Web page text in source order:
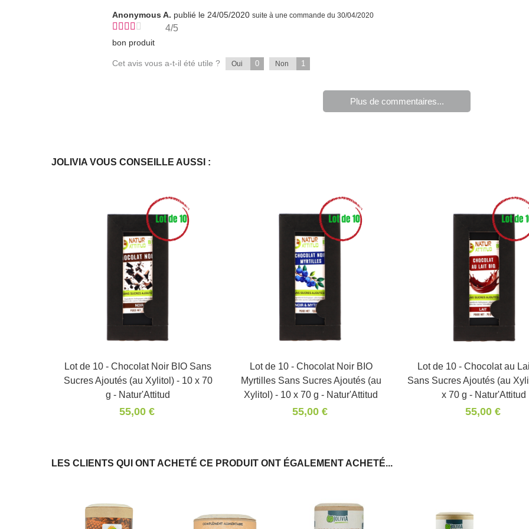
Anonymous A. publié le 24/05/2020 suite à une commande du 30/04/2020
4/5
bon produit
Cet avis vous a-t-il été utile ? Oui 0 Non 1
Plus de commentaires...
JOLIVIA VOUS CONSEILLE AUSSI :
Panier
Lot de 10 - Chocolat Noir BIO Sans
Sucres Ajoutés (au Xylitol) - 10 x 70
g - Natur'Attitud
55,00 €
Panier
Lot de 10 - Chocolat Noir BIO
Myrtilles Sans Sucres Ajoutés (au
Xylitol) - 10 x 70 g - Natur'Attitud
55,00 €
Panier
Lot de 10 - Chocolat au
Sans Sucres Ajoutés (au
x 70 g - Natur'Attitud
55,00 €
LES CLIENTS QUI ONT ACHETÉ CE PRODUIT ONT ÉGALEMENT ACHETÉ...